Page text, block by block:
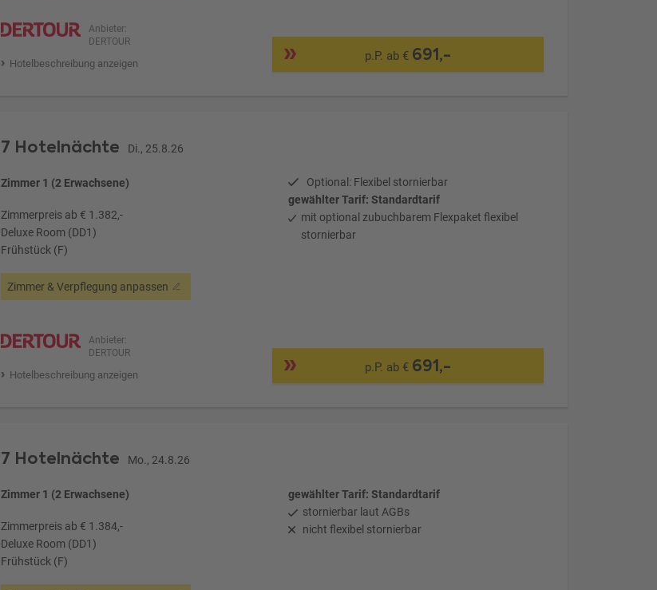
Anbieter:
DERTOUR
Hotelbeschreibung anzeigen
p.P. ab € 691,-
7 Hotelnächte Di., 25.8.26
Zimmer 1 (2 Erwachsene)
Zimmerpreis ab € 1.382,-
Deluxe Room (DD1)
Frühstück (F)
Zimmer & Verpflegung anpassen
Optional: Flexibel stornierbar
gewählter Tarif: Standardtarif
mit optional zubuchbarem Flexpaket flexibel
stornierbar
Anbieter:
DERTOUR
Hotelbeschreibung anzeigen
p.P. ab € 691,-
7 Hotelnächte Mo., 24.8.26
Zimmer 1 (2 Erwachsene)
Zimmerpreis ab € 1.384,-
Deluxe Room (DD1)
Frühstück (F)
gewählter Tarif: Standardtarif
stornierbar laut AGBs
nicht flexibel stornierbar